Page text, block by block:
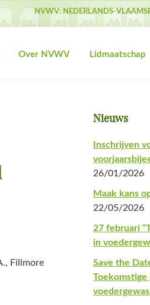
NVWV: NEDERLANDS-
Over NVWV Lidmaatschap
Fillmore
Primaire
Sidebar
Nieuws
Inschrijven
26/01/2026
Maak kans
22/05/2026
27 februari
in
Save the
Toekomstige